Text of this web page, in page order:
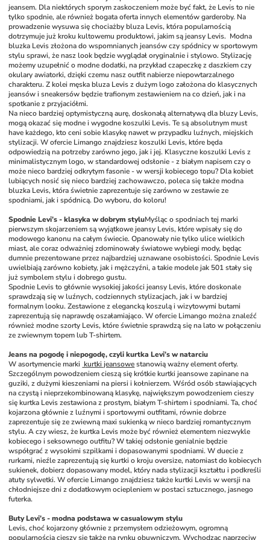
jeansem. Dla niektórych sporym zaskoczeniem może być fakt, że Levis to nie
tylko spodnie, ale również bogata oferta innych elementów garderoby. Na
prowadzenie wysuwa się chociażby bluza Levis, która popularnością
dotrzymuje już kroku kultowemu produktowi, jakim są jeansy Levis.  Modna
bluzka Levis złożona do wspomnianych jeansów czy spódnicy w sportowym
stylu sprawi, że nasz look będzie wyglądał oryginalnie i stylowo. Stylizację
możemy uzupełnić o modne dodatki, na przykład czapeczkę z daszkiem czy
okulary awiatorki, dzięki czemu nasz outfit nabierze niepowtarzalnego
charakteru. Z kolei męska bluza Levis z dużym logo założona do klasycznych
jeansów i sneakersów będzie trafionym zestawieniem na co dzień, jak i na
spotkanie z przyjaciółmi.
Na nieco bardziej optymistyczną aurę, doskonałą alternatywą dla bluzy Levis,
mogą okazać się modne i wygodne koszulki Levis. Te są absolutnym must
have każdego, kto ceni sobie klasykę nawet w przypadku luźnych, miejskich
stylizacji. W ofercie Limango znajdziesz koszulki Levis, które będa
odpowiedzią na potrzeby zarówno jego, jak i jej. Klasyczne koszulki Levis z
minimalistycznym logo, w standardowej odsłonie - z białym napisem czy o
może nieco bardziej odkrytym fasonie - w wersji kobiecego topu? Dla kobiet
lubiących nosić się nieco bardziej zachowawczo, poleca się także modna
bluzka Levis, która świetnie zaprezentuje się zarówno w zestawie ze
spodniami, jak i spódnicą. Do wyboru, do koloru!
Spodnie Levi’s - klasyka w dobrym styluMyśląc o spodniach tej marki
pierwszym skojarzeniem są wyjątkowe jeansy Levis, które wpisały się do
modowego kanonu na całym świecie. Opanowały nie tylko ulice wielkich
miast, ale coraz odważniej zdominowały światowe wybiegi mody, będąc
dumnie prezentowane przez najbardziej uznawane osobistości. Spodnie Levis
uwielbiają zarówno kobiety, jak i mężczyźni, a takie modele jak 501 stały się
już symbolem stylu i dobrego gustu.
Spodnie Levis to głównie wysokiej jakości jeansy Levis, które doskonale
sprawdzają się w luźnych, codziennych stylizacjach, jak i w bardziej
formalnym looku. Zestawione z elegancką koszulą i wizytowymi butami
zaprezentują się naprawdę oszałamiająco. W ofercie Limango można znaleźć
również modne szorty Levis, które świetnie sprawdzą się na lato w połączeniu
ze zwiewnym topem lub T-shirtem.
Jeans na pogodę i niepogodę, czyli kurtka Levi’s w natarciu
W asortymencie marki kurtki jeansowe stanowią ważny element oferty.
Szczególnym powodzeniem cieszą się krótkie kurtki jeansowe zapinane na
guziki, z dużymi kieszeniami na piersi i kołnierzem. Wśród osób stawiających
na czystą i nieprzekombinowaną klasykę, największym powodzeniem cieszy
się kurtka Levis zestawiona z prostym, białym T-shirtem i spodniami. Ta, choć
kojarzona głównie z luźnymi i sportowymi outfitami, równie dobrze
zaprezentuje się ze zwiewną maxi sukienką w nieco bardziej romantycznym
stylu. A czy wiesz, że kurtka Levis może być również elementem niezwykle
kobiecego i seksownego outfitu? W takiej odsłonie genialnie będzie
współgrać z wysokimi szpilkami i dopasowanymi spodniami. W duecie z
rurkami, nieźle zaprezentują się kurtki o kroju oversize, natomiast do kobiecych
sukienek, dobierz dopasowany model, który nada stylizacji kształtu i podkreśli
atuty sylwetki. W ofercie Limango znajdziesz także kurtki Levis w wersji na
chłodniejsze dni z dodatkowym ociepleniem w postaci sztucznego, jasnego
futerka.
Buty Levi’s - modna podstawa w casualowym stylu
Levis, choć kojarzony głównie z przemysłem odzieżowym, ogromną
popularnością cieszy się także na rynku obuwniczym. Wychodząc naprzeciw